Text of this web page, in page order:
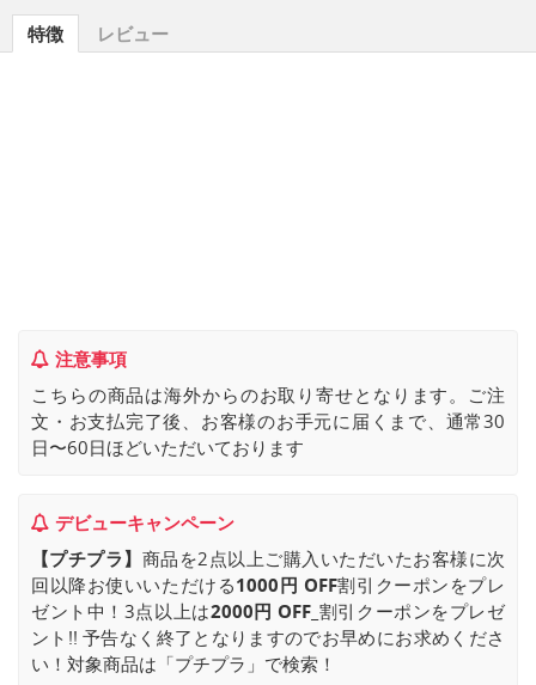
特徴 レビュー
注意事項
こちらの商品は海外からのお取り寄せとなります。ご注
文・お支払完了後、お客様のお手元に届くまで、通常30
日〜60日ほどいただいております
デビューキャンペーン
【プチプラ】 商品を2点以上ご購入いただいたお客様に次
回以降お使いいただける1000円 OFF割引クーポンをプレ
ゼント中！3点以上は2000円 OFF_ 割引クーポンをプレゼ
ント!! 予告なく終了となりますのでお早めにお求めくださ
い！対象商品は「プチプラ」で検索！